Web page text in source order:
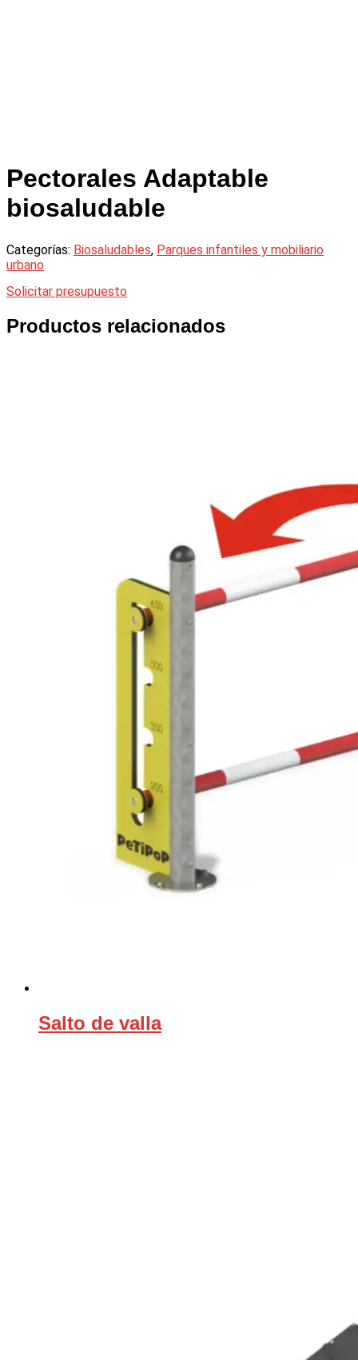
Pectorales Adaptable
biosaludable
Categorías: Biosaludables, Parques infantiles y mobiliario
urbano
Solicitar presupuesto
Productos relacionados
Salto de valla